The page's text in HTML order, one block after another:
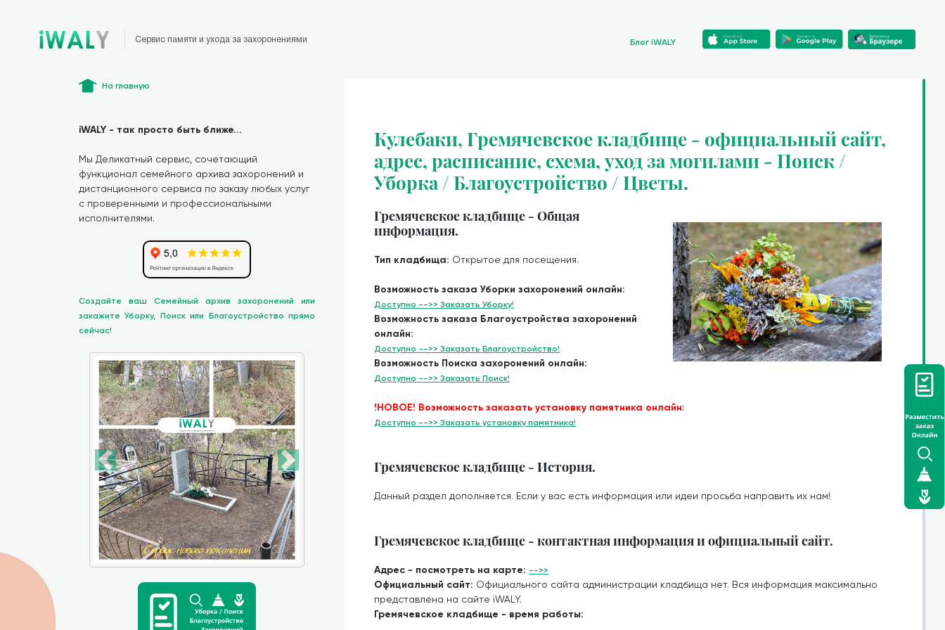
Сервис памяти и ухода за захоронениями Блог iWALY
На главную
iWALY - так просто быть ближе...
Мы Деликатный сервис, сочетающий
функционал семейного архива захоронений и
дистанционного сервиса по заказу любых услуг
с проверенными и профессиональными
исполнителями.
Создайте ваш Семейный архив захоронений или
закажите Уборку, Поиск или Благоустройство прямо
сейчас!
Кулебаки, Гремячевское кладбище - официальный сайт,
адрес, расписание, схема, уход за могилами - Поиск /
Уборка / Благоустройство / Цветы.
Гремячевское кладбище - Общая
информация.
Тип кладбища: Открытое для посещения.
Возможность заказа Уборки захоронений онлайн:
Доступно -->> Заказать Уборку!
Возможность заказа Благоустройства захоронений
онлайн:
Доступно -->> Заказать Благоустройство!
Возможность Поиска захоронений онлайн:
Доступно -->> Заказать Поиск!
!НОВОЕ! Возможность заказать установку памятника онлайн:
Доступно -->> Заказать установку памятника!
Гремячевское кладбище - История.
Данный раздел дополняется. Если у вас есть информация или идеи просьба направить их нам!
Гремячевское кладбище - контактная информация и официальный сайт.
Адрес - посмотреть на карте: -->>
Официальный сайт: Официального сайта администрации кладбища нет. Вся информация максимально
представлена на сайте iWALY.
Гремячевское кладбище - время работы: